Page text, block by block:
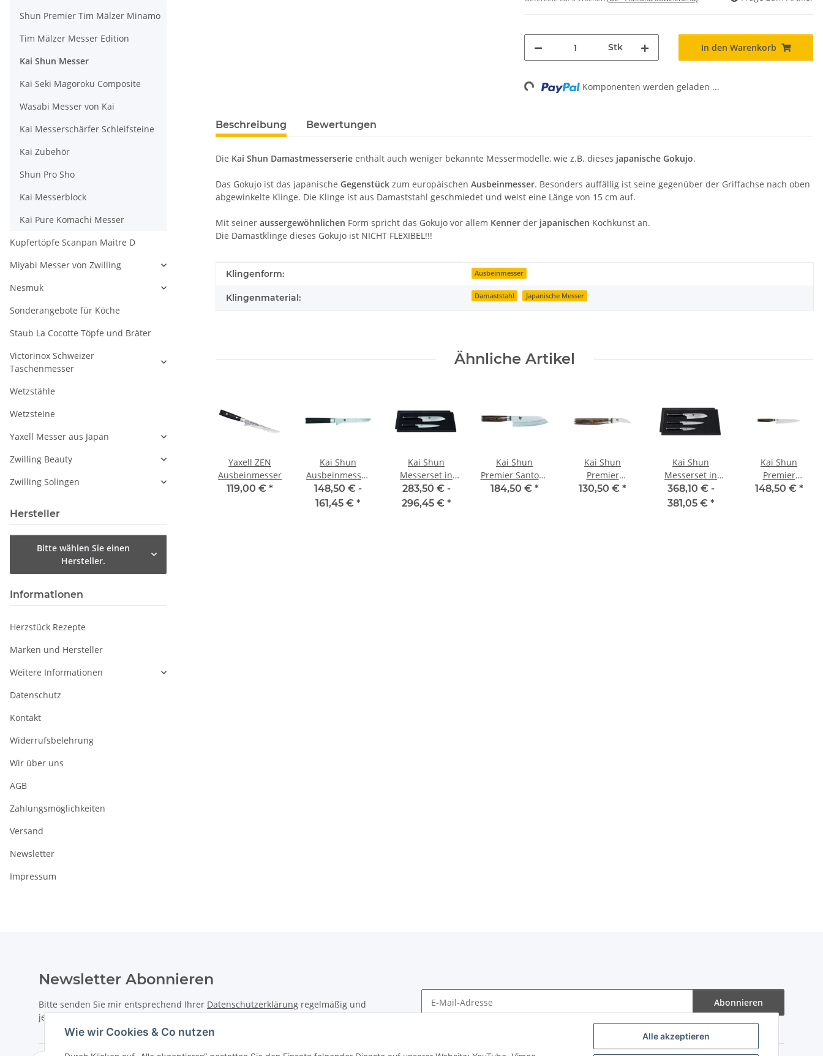
Alle akzeptieren
Wie wir Cookies & Co nutzen
Stk In den Warenkorb
Loading... Komponenten werden geladen ...
Beschreibung Bewertungen
Die Kai Shun Damastmesserserie enthält auch weniger bekannte Messermodelle, wie z.B. dieses japanische Gokujo.
Das Gokujo ist das japanische Gegenstück zum europäischen Ausbeinmesser. Besonders auffällig ist seine gegenüber der Griffachse nach oben
abgewinkelte Klinge. Die Klinge ist aus Damaststahl geschmiedet und weist eine Länge von 15 cm auf.
Mit seiner aussergewöhnlichen Form spricht das Gokujo vor allem Kenner der japanischen Kochkunst an.
Die Damastklinge dieses Gokujo ist NICHT FLEXIBEL!!!
Produkteigenschaft
Wert
Klingenform: Ausbeinmesser
Klingenmaterial: Damaststahl Japanische Messer
Ähnliche Artikel
Kai Shun
Schinkenmesser
166,50 € -
Kai Shun
Yaxell ZEN
Ausbeinmesser
119,00 € *
Kai Shun
Ausbeinmesser
15 cm
148,50 € -
161,45 € *
Kai Shun
Messerset in
edler
Holzschatullle
283,50 € -
296,45 € *
Kai Shun
Premier Santoku
Messer 14 cm
184,50 € *
Kai Shun
Premier
Tourniermesser
130,50 € *
Kai Shun
Messerset in
edler
Holzschatulle
368,10 € -
381,05 € *
Kai Shun
Premier
Allzweckmesser
148,50 € *
Shun Premier Tim Mälzer Minamo
Tim Mälzer Messer Edition
Kai Shun Messer
Kai Seki Magoroku Composite
Wasabi Messer von Kai
Kai Messerschärfer Schleifsteine
Kai Zubehör
Shun Pro Sho
Kai Messerblock
Kai Pure Komachi Messer
Kupfertöpfe Scanpan Maitre D
Miyabi Messer von Zwilling
Nesmuk
Sonderangebote für Köche
Staub La Cocotte Töpfe und Bräter
Victorinox Schweizer
Taschenmesser
Wetzstähle
Wetzsteine
Yaxell Messer aus Japan
Zwilling Beauty
Zwilling Solingen
Hersteller
Bitte wählen Sie einen
Hersteller.
Informationen
Herzstück Rezepte
Marken und Hersteller
Weitere Informationen
Datenschutz
Kontakt
Widerrufsbelehrung
Wir über uns
AGB
Zahlungsmöglichkeiten
Versand
Newsletter
Impressum
Newsletter Abonnieren
Bitte senden Sie mir entsprechend Ihrer Datenschutzerklärung regelmäßig und
jederzeit widerruflich Informationen zu Ihrem Produktsortiment per E-Mail zu.
Abonnieren